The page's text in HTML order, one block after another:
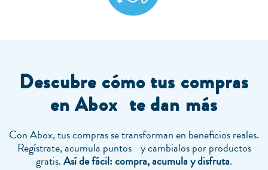
Descubre cómo tus compras
en Abox te dan más
Con Abox, tus compras se transforman en beneficios reales.
Regístrate, acumula puntos y cambialos por productos
gratis.Así de fácil: compra, acumula y disfruta.